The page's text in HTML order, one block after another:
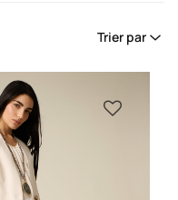
Trier par